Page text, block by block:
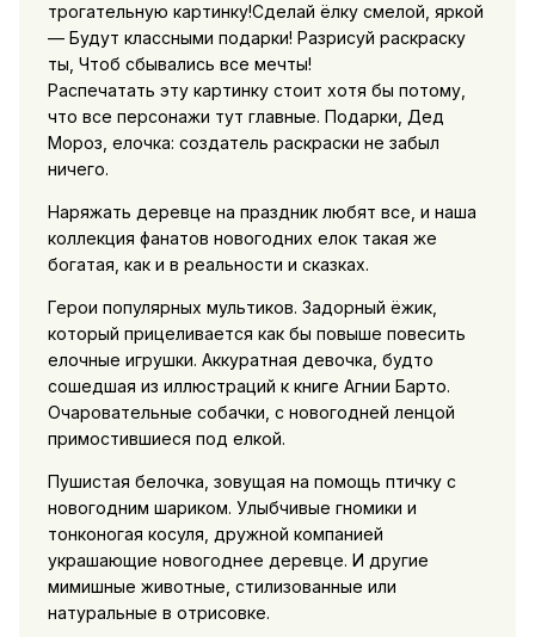
трогательную картинку!Сделай ёлку смелой, яркой
— Будут классными подарки! Разрисуй раскраску
ты, Чтоб сбывались все мечты!
Распечатать эту картинку стоит хотя бы потому,
что все персонажи тут главные. Подарки, Дед
Мороз, елочка: создатель раскраски не забыл
ничего.
Наряжать деревце на праздник любят все, и наша
коллекция фанатов новогодних елок такая же
богатая, как и в реальности и сказках.
Герои популярных мультиков. Задорный ёжик,
который прицеливается как бы повыше повесить
елочные игрушки. Аккуратная девочка, будто
сошедшая из иллюстраций к книге Агнии Барто.
Очаровательные собачки, с новогодней ленцой
примостившиеся под елкой.
Пушистая белочка, зовущая на помощь птичку с
новогодним шариком. Улыбчивые гномики и
тонконогая косуля, дружной компанией
украшающие новогоднее деревце. И другие
мимишные животные, стилизованные или
натуральные в отрисовке.